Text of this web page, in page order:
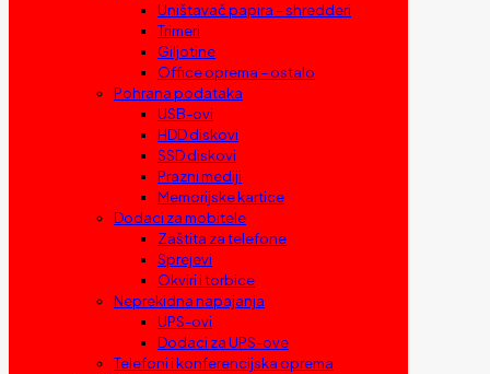
Uništavač papira – shredderi
Trimeri
Giljotine
Office oprema – ostalo
Pohrana podataka
USB-ovi
HDD diskovi
SSD diskovi
Prazni mediji
Memorijske kartice
Dodaci za mobitele
Zaštita za telefone
Sprejevi
Okviri i torbice
Neprekidna napajanja
UPS-ovi
Dodaci za UPS-ove
Telefoni i konferencijska oprema